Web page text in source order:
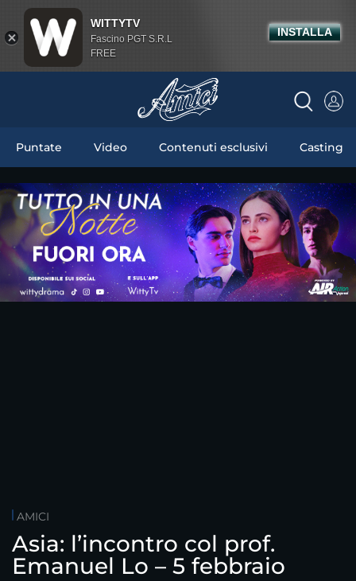
Puntate Video Contenuti esclusivi Casting
AMICI
Asia: l’incontro col prof.
Emanuel Lo – 5 febbraio
WITTYTV
Fascino PGT S.R.L
FREE
INSTALLA